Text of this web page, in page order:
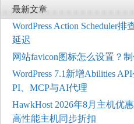
最新文章
WordPress Action Scheduler
延迟
网站favicon图标怎么设置？
WordPress 7.1新增Abilities
PI、MCP与AI代理
HawkHost 2026年8月主机优
高性能主机同步折扣